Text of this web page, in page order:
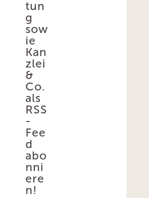
tun
g
sow
ie
Kan
zlei
&
Co.
als
RSS
-
Fee
d
abo
nni
ere
n!